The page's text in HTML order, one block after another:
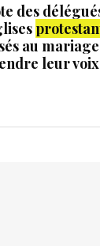
des
au
leur voix